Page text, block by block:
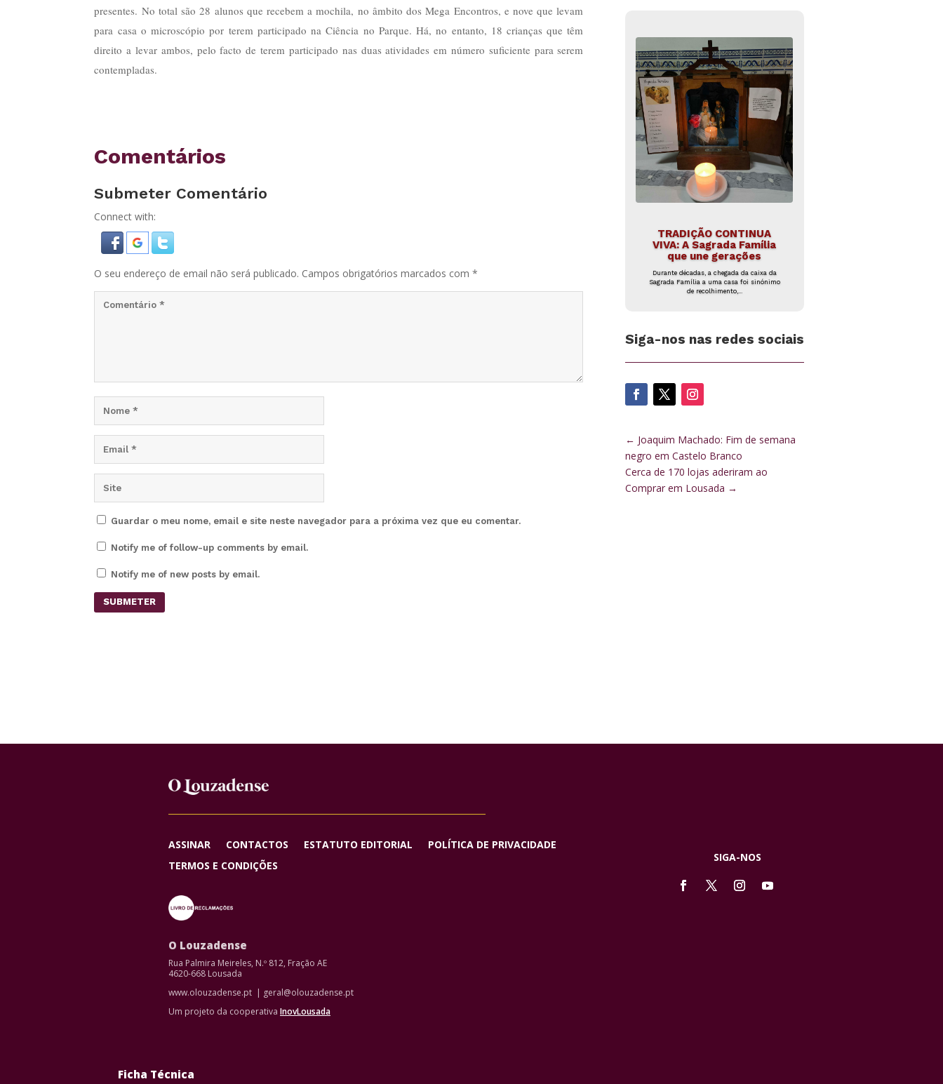
presentes. No total são 28 alunos que recebem a mochila, no âmbito dos Mega Encontros, e nove que levam
para casa o microscópio por terem participado na Ciência no Parque. Há, no entanto, 18 crianças que têm
direito a levar ambos, pelo facto de terem participado nas duas atividades em número suficiente para serem
contempladas.
Comentários
Submeter Comentário
Connect with:
O seu endereço de email não será publicado. Campos obrigatórios marcados com*
Guardar o meu nome, email e site neste navegador para a próxima vez que eu comentar.
Notify me of follow-up comments by email.
Notify me of new posts by email.
SUBMETER
TRADIÇÃO CONTINUA
VIVA: A Sagrada Família
que une gerações
Durante décadas, a chegada da caixa da
Sagrada Família a uma casa foi sinónimo
de recolhimento,...
Siga-nos nas redes sociais
← Joaquim Machado: Fim de semana
negro em Castelo Branco
Cerca de 170 lojas aderiram ao
Comprar em Lousada →
ASSINAR CONTACTOS ESTATUTO EDITORIAL
POLÍTICA DE PRIVACIDADE
TERMOS E CONDIÇÕES
O Louzadense
Rua Palmira Meireles, N.º 812, Fração AE
4620-668 Lousada
www.olouzadense.pt | geral@olouzadense.pt
Um projeto da cooperativa InovLousada
SIGA-NOS
Ficha Técnica